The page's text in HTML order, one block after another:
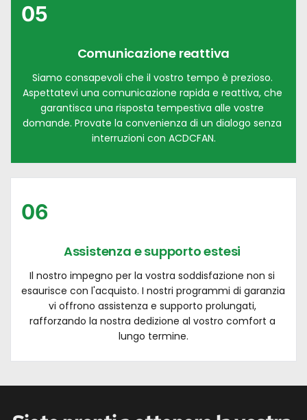
05
Comunicazione reattiva
Siamo consapevoli che il vostro tempo è prezioso.
Aspettatevi una comunicazione rapida e reattiva, che
garantisca una risposta tempestiva alle vostre
domande. Provate la convenienza di un dialogo senza
interruzioni con ACDCFAN.
06
Assistenza e supporto estesi
Il nostro impegno per la vostra soddisfazione non si
esaurisce con l'acquisto. I nostri programmi di garanzia
vi offrono assistenza e supporto prolungati,
rafforzando la nostra dedizione al vostro comfort a
lungo termine.